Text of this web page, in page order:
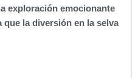
exploración emocionante
la diversión en la selva